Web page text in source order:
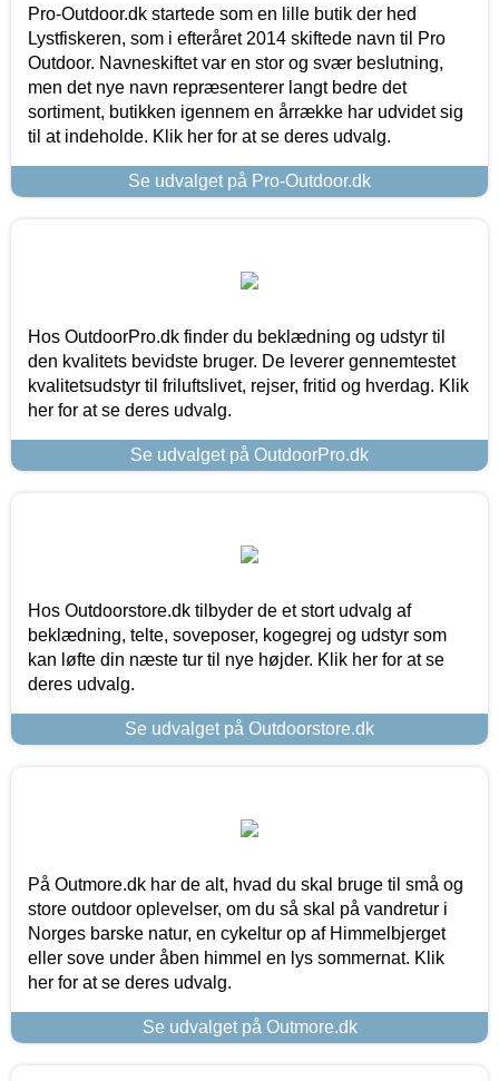
Pro-Outdoor.dk startede som en lille butik der hed
Lystfiskeren, som i efteråret 2014 skiftede navn til Pro
Outdoor. Navneskiftet var en stor og svær beslutning,
men det nye navn repræsenterer langt bedre det
sortiment, butikken igennem en årrække har udvidet sig
til at indeholde. Klik her for at se deres udvalg.
Se udvalget på Pro-Outdoor.dk
Hos OutdoorPro.dk finder du beklædning og udstyr til
den kvalitets bevidste bruger. De leverer gennemtestet
kvalitetsudstyr til friluftslivet, rejser, fritid og hverdag. Klik
her for at se deres udvalg.
Se udvalget på OutdoorPro.dk
Hos Outdoorstore.dk tilbyder de et stort udvalg af
beklædning, telte, soveposer, kogegrej og udstyr som
kan løfte din næste tur til nye højder. Klik her for at se
deres udvalg.
Se udvalget på Outdoorstore.dk
På Outmore.dk har de alt, hvad du skal bruge til små og
store outdoor oplevelser, om du så skal på vandretur i
Norges barske natur, en cykeltur op af Himmelbjerget
eller sove under åben himmel en lys sommernat. Klik
her for at se deres udvalg.
Se udvalget på Outmore.dk